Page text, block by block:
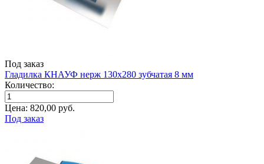
Под заказ
Гладилка КНАУФ нерж 130x280 зубчатая 8 мм
Количество:
Цена: 820,00 руб.
Под заказ